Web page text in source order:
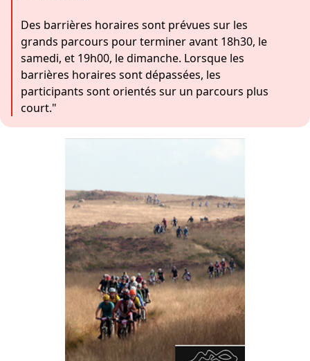
Des barrières horaires sont prévues sur les
grands parcours pour terminer avant 18h30, le
samedi, et 19h00, le dimanche. Lorsque les
barrières horaires sont dépassées, les
participants sont orientés sur un parcours plus
court."